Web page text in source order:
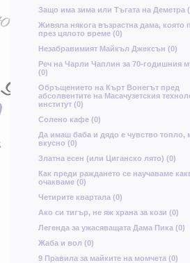
Ш
З
й
Б
О
о
Ч к
Защо има зима или Тъгата на Деметра
Живяла някога възрастна дама, която
през цялото време (0)
Незабравимият Майкъл Джексън (0)
Реч на Чарли Чаплин за 70-годишния
(0)
Oбръщението на Кърт Вонегът пред
абсолвентите на Масачузетския
институт (0)
Солено кафе (0)
Да имаш баба и дядо е чувство топло,
вкусно (0)
Златна есен (или Циганско лято) (0)
Как преди раждането се научаваме
очакваме (0)
Четирите квартала (0)
Ако си тигър, не яж храна за кози (0)
Легенда за ужасяващата Дама Пика (0)
Жаба и вол (0)
9 Правила за майките на момчета (0)